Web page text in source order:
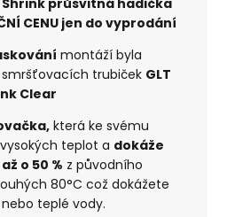
CENU jen do vyprodání
montáží byla
trubiček GLT
Clear
která ke svému
teplot a dokáže
o 50 % z původního
80°C což dokážete
teplé vody.